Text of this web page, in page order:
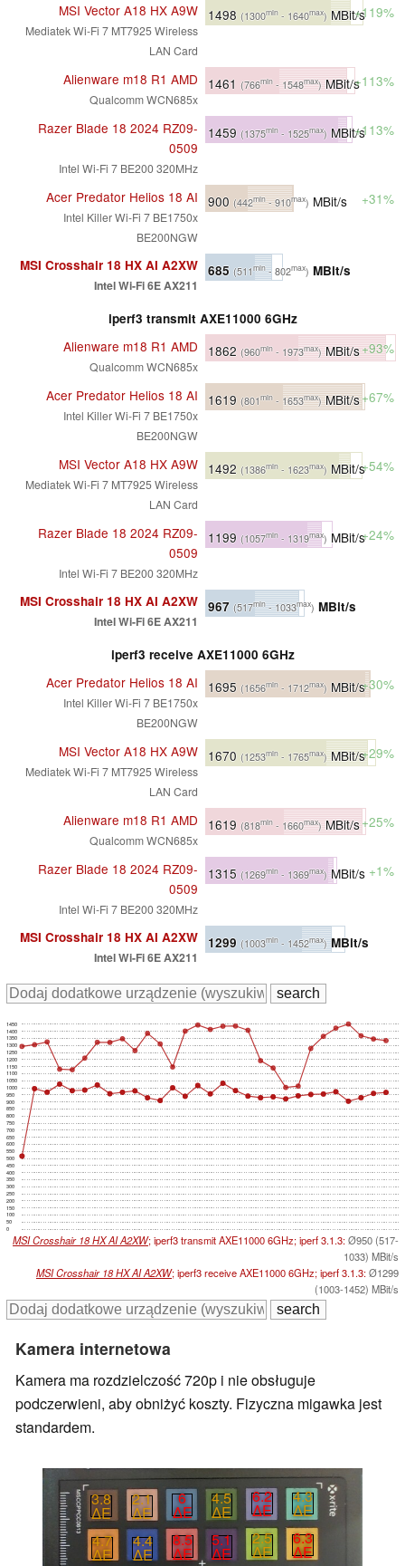
MSI Vector A18 HX A9W
Mediatek Wi-Fi 7 MT7925 Wireless
LAN Card
1498 (1300min - 1640max) MBit/s+119%
Alienware m18 R1 AMD
Qualcomm WCN685x
1461 (766min - 1548max) MBit/s+113%
Razer Blade 18 2024 RZ09-
0509
Intel Wi-Fi 7 BE200 320MHz
1459 (1375min - 1525max) MBit/s+113%
Acer Predator Helios 18 AI
Intel Killer Wi-Fi 7 BE1750x
BE200NGW
900 (442min- 910max) MBit/s +31%
MSI Crosshair 18 HX AI A2XW
Intel Wi-Fi 6E AX211
685 (511min- 802max) MBit/s
iperf3 transmit AXE11000 6GHz
Alienware m18 R1 AMD
Qualcomm WCN685x
1862 (960min - 1973max) MBit/s+93%
Acer Predator Helios 18 AI
Intel Killer Wi-Fi 7 BE1750x
BE200NGW
1619 (801min - 1653max)MBit/s+67%
MSI Vector A18 HX A9W
Mediatek Wi-Fi 7 MT7925 Wireless
LAN Card
1492 (1386min - 1623max) MBit/s+54%
Razer Blade 18 2024 RZ09-
0509
Intel Wi-Fi 7 BE200 320MHz
1199 (1057min - 1319max) MBit/s+24%
MSI Crosshair 18 HX AI A2XW
Intel Wi-Fi 6E AX211
967 (517min- 1033max) MBit/s
iperf3 receive AXE11000 6GHz
Acer Predator Helios 18 AI
Intel Killer Wi-Fi 7 BE1750x
BE200NGW
1695 (1656min - 1712max) MBit/s+30%
MSI Vector A18 HX A9W
Mediatek Wi-Fi 7 MT7925 Wireless
LAN Card
1670 (1253min - 1765max)MBit/s+29%
Alienware m18 R1 AMD
Qualcomm WCN685x
1619 (818min - 1660max) MBit/s+25%
Razer Blade 18 2024 RZ09-
0509
Intel Wi-Fi 7 BE200 320MHz
1315 (1269min - 1369max)MBit/s +1%
MSI Crosshair 18 HX AI A2XW
Intel Wi-Fi 6E AX211
1299 (1003min - 1452max)MBit/s
0
50
100
150
200
250
300
350
400
450
500
550
600
650
700
750
800
850
900
950
1000
1050
1100
1150
1200
1250
1300
1350
1400
1450
MSI Crosshair 18 HX AI A2XW; iperf3 transmit AXE11000 6GHz; iperf 3.1.3:Ø950 (517-
1033) MBit/s
MSI Crosshair 18 HX AI A2XW; iperf3 receive AXE11000 6GHz; iperf 3.1.3:Ø1299
(1003-1452) MBit/s
Kamera internetowa
Kamera ma rozdzielczość 720p i nie obsługuje
podczerwieni, aby obniżyć koszty. Fizyczna migawka jest
standardem.
3.8
∆E
2.1
∆E
6
∆E
4.5
∆E
6.2
∆E
4.3
∆E
4.7
∆E
4.4
∆E
8.5
∆E
5.1
∆E
2.5
∆E
6.3
∆E